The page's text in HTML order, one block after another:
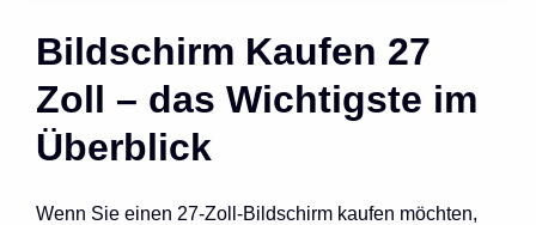
Bildschirm Kaufen 27
Zoll – das Wichtigste im
Überblick
Wenn Sie einen 27-Zoll-Bildschirm kaufen möchten,